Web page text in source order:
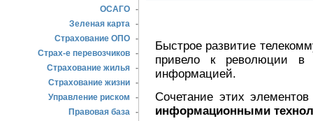
ОСАГО -
Зеленая карта -
Страхование ОПО -
Страх-е перевозчиков -
Страхование жилья -
Страхование жизни -
Управление риском
-
Правовая база -
Быстрое развитие
привело к революции в
информацией.
Сочетание этих
информационными